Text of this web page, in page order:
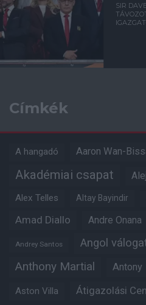
SIR
Címkék
A hangadó Aaron Wan-
Akadémiai csapat
Alex Telles Altay Bayindir
Amad Diallo Andre Onana
Andrey Santos Angol
Anthony Martial Antony
Aston Villa Átigazolási